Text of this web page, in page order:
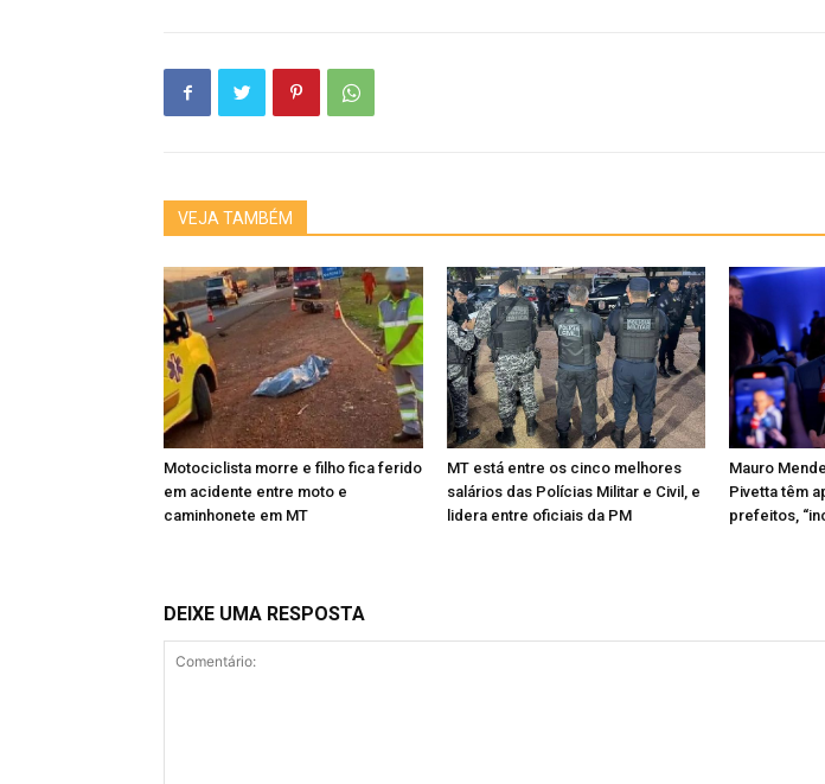
VEJA TAMBÉM
Motociclista morre e filho fica ferido
em acidente entre moto e
caminhonete em MT
MT está entre os cinco melhores
salários das Polícias Militar e Civil, e
lidera entre oficiais da PM
Mauro
Pivetta têm
prefeitos,
DEIXE UMA RESPOSTA